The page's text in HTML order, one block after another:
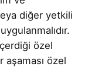
diğer yetkili
özel
özel